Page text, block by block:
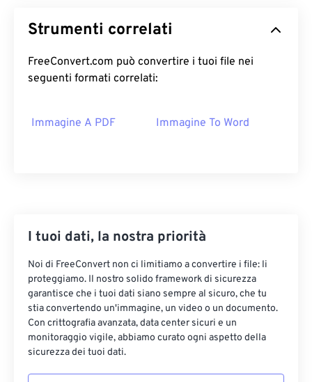
Strumenti correlati
FreeConvert.com può convertire i tuoi file nei
seguenti formati correlati:
Immagine A PDF Immagine To Word
I tuoi dati, la nostra priorità
Noi di FreeConvert non ci limitiamo a convertire i file: li
proteggiamo. Il nostro solido framework di sicurezza
garantisce che i tuoi dati siano sempre al sicuro, che tu
stia convertendo un'immagine, un video o un documento.
Con crittografia avanzata, data center sicuri e un
monitoraggio vigile, abbiamo curato ogni aspetto della
sicurezza dei tuoi dati.